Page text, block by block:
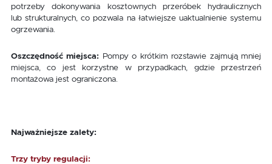
potrzeby dokonywania kosztownych przeróbek hydraulicznych
lub strukturalnych, co pozwala na łatwiejsze uaktualnienie systemu
ogrzewania.
Oszczędność miejsca: Pompy o krótkim rozstawie zajmują mniej
miejsca, co jest korzystne w przypadkach, gdzie przestrzeń
montażowa jest ograniczona.
Najważniejsze zalety:
Trzy tryby regulacji: